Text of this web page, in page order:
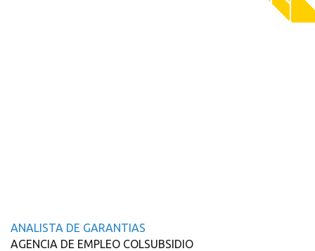
ANALISTA DE GARANTIAS
AGENCIA DE EMPLEO COLSUBSIDIO